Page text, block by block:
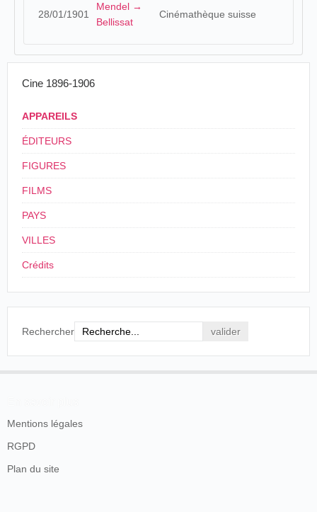
28/01/1901
Mendel →
Bellissat
Cinémathèque suisse
Cine 1896-1906
APPAREILS
ÉDITEURS
FIGURES
FILMS
PAYS
VILLES
Crédits
Rechercher
Mentions légales
RGPD
Plan du site